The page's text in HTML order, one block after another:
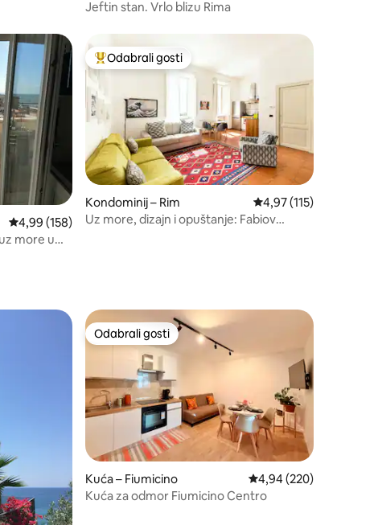
Jeftin stan. Vrlo blizu Rima
Prosječna ocjena: 4,99/5, recenzija: 158
4,99 (158)
more u
Među najviše rangiranima s oznakom „Odabrali gosti”
Odabrali gosti
Kondominij – Rim Prosječna ocjena:
4,97 (115)
Uz more, dizajn i opuštanje: Fabiov
Odabrali gosti
Odabrali gosti
Kuća – Fiumicino Prosječna ocjena:
4,94 (220)
Kuća za odmor Fiumicino Centro